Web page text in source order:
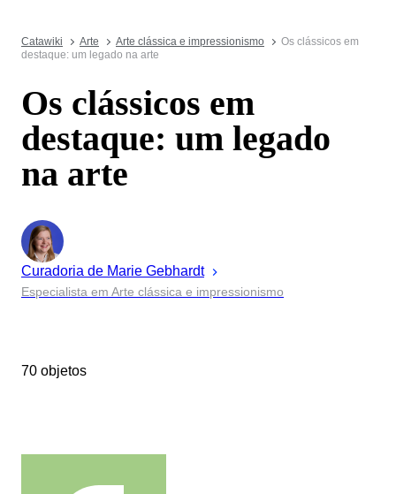
Catawiki Arte Arte clássica e impressionismo
Os clássicos em
destaque: um legado na arte
Os clássicos em
destaque: um legado
na arte
Curadoria de Marie Gebhardt
Especialista em Arte clássica e impressionismo
70 objetos